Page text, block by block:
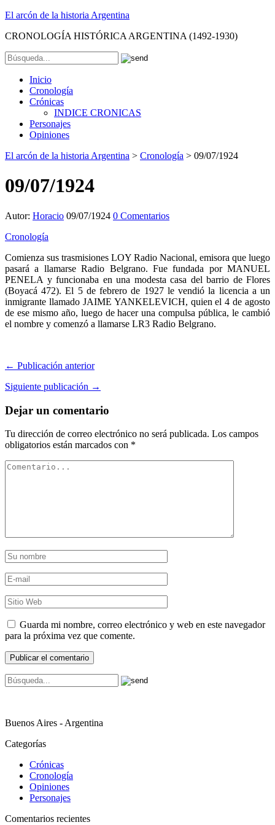
El arcón de la historia Argentina
CRONOLOGÍA HISTÓRICA ARGENTINA (1492-1930)
Inicio
Cronología
Crónicas
INDICE CRONICAS
Personajes
Opiniones
El arcón de la historia Argentina > Cronología > 09/07/1924
09/07/1924
Autor: Horacio 09/07/1924 0 Comentarios
Cronología
Comienza sus trasmisiones LOY Radio Nacional, emisora que luego
pasará a llamarse Radio Belgrano. Fue fundada por MANUEL
PENELA y funcionaba en una modesta casa del barrio de Flores
(Boyacá 472). El 5 de febrero de 1927 le vendió la licencia a un
inmigrante llamado JAIME YANKELEVICH, quien el 4 de agosto
de ese mismo año, luego de hacer una compulsa pública, le cambió
el nombre y comenzó a llamarse LR3 Radio Belgrano.
← Publicación anterior
Siguiente publicación →
Dejar un comentario
Tu dirección de correo electrónico no será publicada. Los campos
obligatorios están marcados con *
Guarda mi nombre, correo electrónico y web en este navegador
para la próxima vez que comente.
Buenos Aires - Argentina
Categorías
Crónicas
Cronología
Opiniones
Personajes
Comentarios recientes